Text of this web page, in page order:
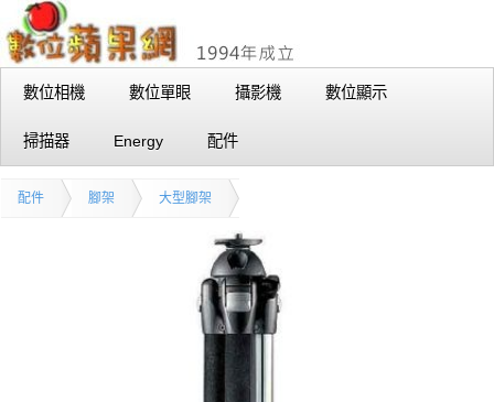
數位相機 數位單眼 攝影機 數位顯示
掃描器 Energy 配件
配件 腳架 大型腳架